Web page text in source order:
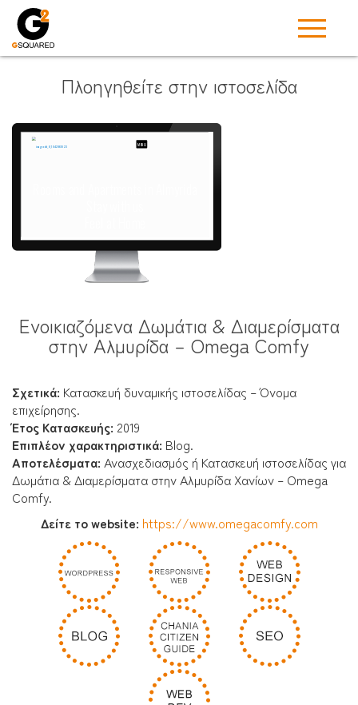
Πλοηγηθείτε στην ιστοσελίδα
Ενοικιαζόμενα Δωμάτια & Διαμερίσματα
στην Αλμυρίδα – Omega Comfy
Σχετικά: Κατασκευή δυναμικής ιστοσελίδας – Όνομα
επιχείρησης.
Έτος Κατασκευής: 2019
Επιπλέον χαρακτηριστικά: Blog.
Αποτελέσματα: Ανασχεδιασμός ή Κατασκευή ιστοσελίδας για
Δωμάτια & Διαμερίσματα στην Αλμυρίδα Χανίων – Omega
Comfy.
Δείτε το website: https://www.omegacomfy.com